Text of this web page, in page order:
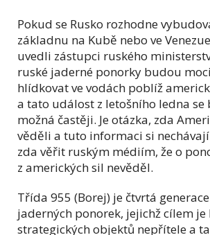
Pokud se Rusko rozhodne
základnu na Kubě nebo ve
uvedli zástupci ruského
ruské jaderné ponorky budou
hlídkovat ve vodách poblíž
a tato událost z letošního ledna se
možná častěji. Je otázka, zda
věděli a tuto informaci si
zda věřit ruským médiím, že o
z amerických sil nevěděl.
Třída 955 (Borej) je čtvrtá
jaderných ponorek, jejichž cílem
strategických objektů nepřítele a